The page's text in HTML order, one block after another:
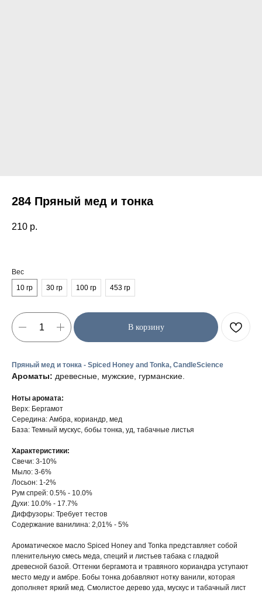
284 Пряный мед и тонка
210 р.
Вес
10 гр
30 гр 100 гр 453 гр
В корзину
Пряный мед и тонка - Spiced Honey and Tonka, CandleScience
Ароматы: древесные, мужские, гурманские.
Ноты аромата:
Верх: Бергамот
Середина: Амбра, кориандр, мед
База: Темный мускус, бобы тонка, уд, табачные листья
Характеристики:
Свечи: 3-10%
Мыло: 3-6%
Лосьон: 1-2%
Рум спрей: 0.5% - 10.0%
Духи: 10.0% - 17.7%
Диффузоры: Требует тестов
Содержание ванилина: 2,01% - 5%
Ароматическое масло Spiced Honey and Tonka представляет собой
пленительную смесь меда, специй и листьев табака с гладкой
древесной базой. Оттенки бергамота и травяного кориандра уступают
место меду и амбре. Бобы тонка добавляют нотку ванили, которая
дополняет яркий мед. Смолистое дерево уда, мускус и табачный лист